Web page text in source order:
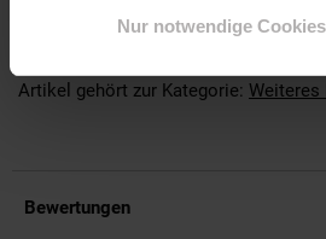
Nur notwendige
Artikelnummer: 1119566000
Artikel gehört zur Kategorie: Weiteres
Bewertungen